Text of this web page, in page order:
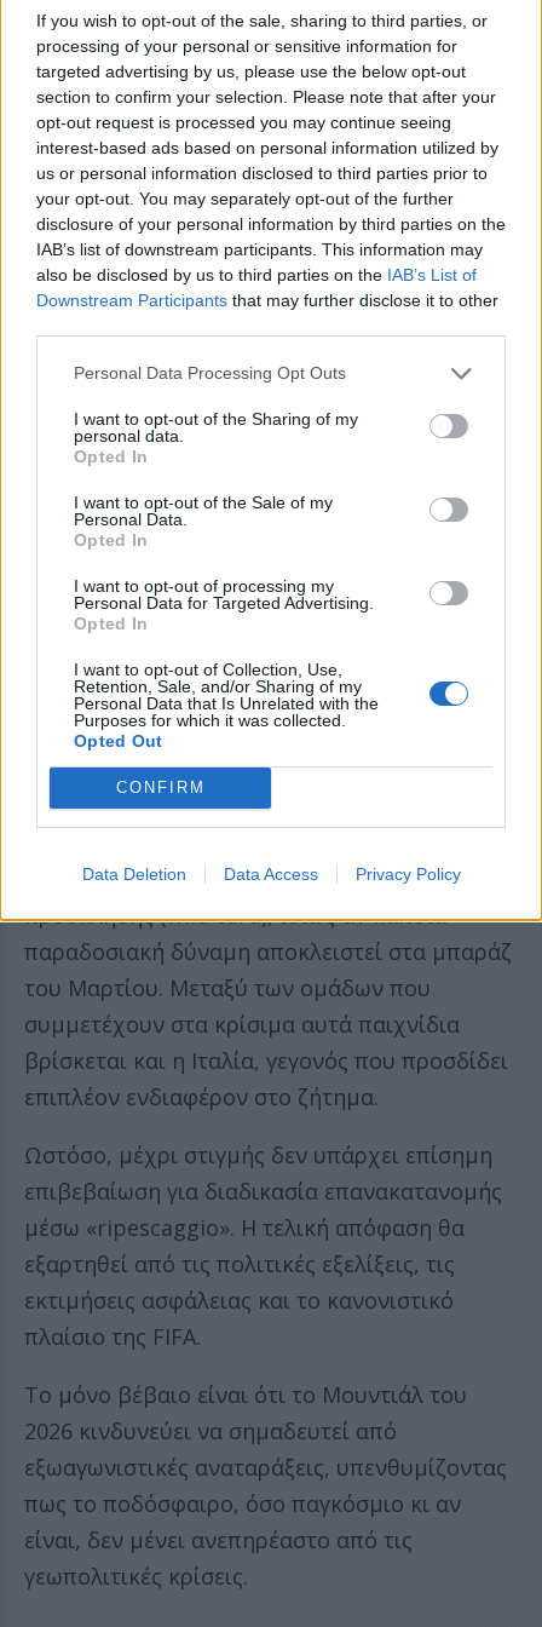
If you wish to opt-out of the sale, sharing to third parties, or
processing of your personal or sensitive information for
targeted advertising by us, please use the below opt-out
section to confirm your selection. Please note that after your
opt-out request is processed you may continue seeing
interest-based ads based on personal information utilized by
us or personal information disclosed to third parties prior to
your opt-out. You may separately opt-out of the further
disclosure of your personal information by third parties on the
IAB’s list of downstream participants. This information may
also be disclosed by us to third parties on the IAB’s List of
Downstream Participants that may further disclose it to other
Personal Data Processing Opt Outs
I want to opt-out of the Sharing of my
personal data.
Opted In
I want to opt-out of the Sale of my
Personal Data.
Opted In
I want to opt-out of processing my
Personal Data for Targeted Advertising.
Opted In
I want to opt-out of Collection, Use,
Retention, Sale, and/or Sharing of my
Personal Data that Is Unrelated with the
Purposes for which it was collected.
Opted Out
CONFIRM
Data Deletion Data Access Privacy Policy
Το Μουντιάλ του 2026, που θα φιλοξενηθεί σε
Ηνωμένες Πολιτείες, Μεξικό και Καναδάς με
σέντρα στις 11 Ιουνίου, βρίσκεται ήδη σε
προχωρημένο στάδιο οργανωτικού
σχεδιασμού. Η FIFA δεν έχει εκδώσει επίσημη
ανακοίνωση, ωστόσο –σύμφωνα με
πληροφορίες– εξετάζονται εναλλακτικά
σενάρια σε περίπτωση οριστικής αποχώρησης
ή αποκλεισμού του Ιράν.
καταλαμβάνει τη θέση στον 7ο όμιλο (Group
G), όπου συμμετέχουν ήδη το Βέλγιο, η Νέα
Ζηλανδία και η Αίγυπτος.
Εμιράτα θα λάβουν τη θέση του Ιράκ στα
διηπειρωτικά μπαράζ, όπου αυτή τη στιγμή
προβλέπεται αναμέτρηση με τη Βολιβία ή το
Σουρινάμ.
Υπάρχει πιθανότητα «wild card»;
«παράθυρο» επαναφοράς μέσω ειδικής
πρόσκλησης (wild card), ιδίως αν κάποια
παραδοσιακή δύναμη αποκλειστεί στα μπαράζ
του Μαρτίου. Μεταξύ των ομάδων που
συμμετέχουν στα κρίσιμα αυτά παιχνίδια
βρίσκεται και η Ιταλία, γεγονός που προσδίδει
επιπλέον ενδιαφέρον στο ζήτημα.
Ωστόσο, μέχρι στιγμής δεν υπάρχει επίσημη
επιβεβαίωση για διαδικασία επανακατανομής
μέσω «ripescaggio». Η τελική απόφαση θα
εξαρτηθεί από τις πολιτικές εξελίξεις, τις
εκτιμήσεις ασφάλειας και το κανονιστικό
πλαίσιο της FIFA.
Το μόνο βέβαιο είναι ότι το Μουντιάλ του
2026 κινδυνεύει να σημαδευτεί από
εξωαγωνιστικές αναταράξεις, υπενθυμίζοντας
πως το ποδόσφαιρο, όσο παγκόσμιο κι αν
είναι, δεν μένει ανεπηρέαστο από τις
γεωπολιτικές κρίσεις.